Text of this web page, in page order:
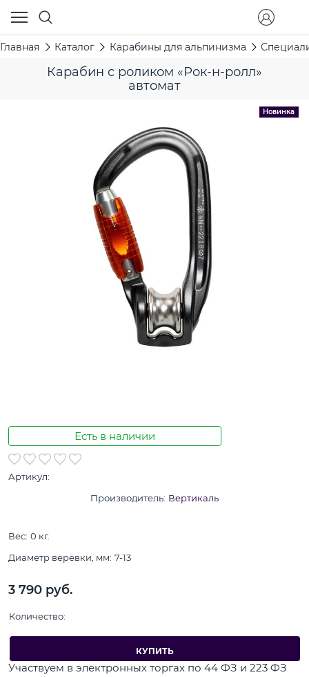
Главная Каталог Карабины для альпинизма
Карабин с роликом «Рок-н-ролл»
автомат
Новинка
Есть в наличии
Артикул:
Производитель: Вертикаль
Вес: 0 кг.
Диаметр верёвки, мм: 7-13
3 790 руб.
Количество:
КУПИТЬ
Участвуем в электронных торгах по 44 ФЗ и 223 ФЗ